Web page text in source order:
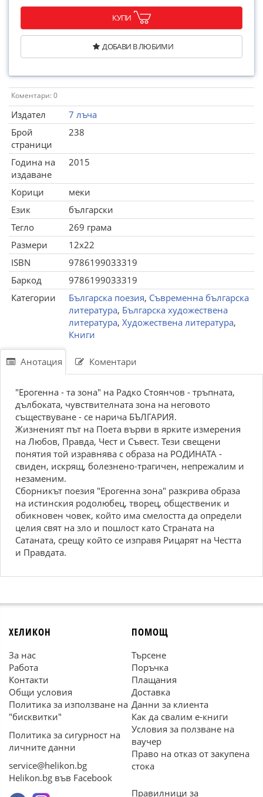
КУПИ
ДОБАВИ В ЛЮБИМИ
Коментари: 0
Издател
7 лъча
Брой
страници
238
Година на
издаване
2015
Корици
меки
Език
български
Тегло
269 грама
Размери
12x22
ISBN
9786199033319
Баркод
9786199033319
Категории
Българска поезия, Съвременна българска
литература, Българска художествена
литература, Художествена литература,
Книги
Анотация Коментари
"Ерогенна - та зона" на Радко Стоянчов - тръпната,
дълбоката, чувствителната зона на неговото
съществуване - се нарича БЪЛГАРИЯ.
Жизненият път на Поета върви в ярките измерения
на Любов, Правда, Чест и Съвест. Тези свещени
понятия той изравнява с образа на РОДИНАТА -
свиден, искрящ, болезнено-трагичен, непрежалим и
незаменим.
Сборникът поезия "Ерогенна зона" разкрива образа
на истинския родолюбец, творец, общественик и
обикновен човек, който има смелостта да определи
целия свят на зло и пошлост като Страната на
Сатаната, срещу който се изправя Рицарят на Честта
и Правдата.
ХЕЛИКОН
За нас
Работа
Контакти
Общи условия
Политика за използване на
"бисквитки"
Политика за сигурност на
личните данни
service@helikon.bg
Helikon.bg във Facebook
ПОМОЩ
Търсене
Поръчка
Плащания
Доставка
Данни за клиента
Как да свалим е-книги
Условия за ползване на
ваучер
Право на отказ от закупена
стока
Правилници за